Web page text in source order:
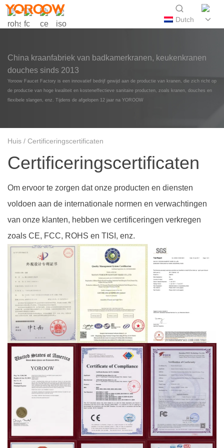
Dutch
China kraanfabriek van badkamerkranen, keukenkranen
douches sinds 2013
Yoroow Faucet Factory is een innovatief bedrijf gewijd aan de productie van kranen, die zich richt op
de productie van hoge kwaliteit en kosteneffectieve sanitaire producten, zoals kranen, douches en
flexibele slangen, enz. Tijdens de afgelopen 12 jaar na YOROOW
Huis / Certificeringscertificaten
Certificeringscertificaten
Om ervoor te zorgen dat onze producten en diensten
voldoen aan de internationale normen en verwachtingen
van onze klanten, hebben we certificeringen verkregen
zoals CE, FCC, ROHS en TISI, enz.